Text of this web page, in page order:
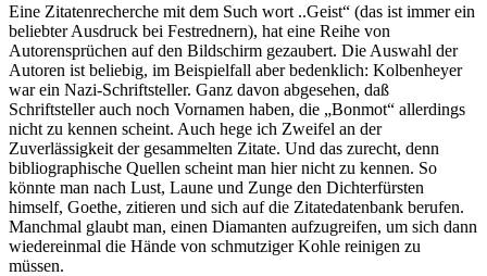
Eine Zitatenrecherche mit dem Such wort ..Geist“ (das ist immer ein
beliebter Ausdruck bei Festrednern), hat eine Reihe von
Autorensprüchen auf den Bildschirm gezaubert. Die Auswahl der
Autoren ist beliebig, im Beispielfall aber bedenklich: Kolbenheyer
war ein Nazi-Schriftsteller. Ganz davon abgesehen, daß
Schriftsteller auch noch Vornamen haben, die „Bonmot“ allerdings
nicht zu kennen scheint. Auch hege ich Zweifel an der
Zuverlässigkeit der gesammelten Zitate. Und das zurecht, denn
bibliographische Quellen scheint man hier nicht zu kennen. So
könnte man nach Lust, Laune und Zunge den Dichterfürsten
himself, Goethe, zitieren und sich auf die Zitatedatenbank berufen.
Manchmal glaubt man, einen Diamanten aufzugreifen, um sich dann
wiedereinmal die Hände von schmutziger Kohle reinigen zu
müssen.